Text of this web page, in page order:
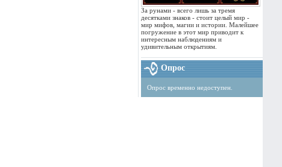
За рунами - всего лишь за тремя
десятками знаков - стоит целый мир -
мир мифов, магии и истории. Малейшее
погружение в этот мир приводит к
интересным наблюдениям и
удивительным открытиям.
Опрос
Опрос временно недоступен.